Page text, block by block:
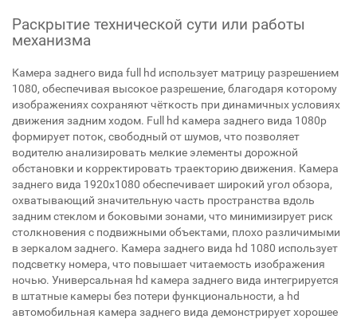
Раскрытие технической сути или работы
механизма
Камера заднего вида full hd использует матрицу разрешением
1080, обеспечивая высокое разрешение, благодаря которому
изображениях сохраняют чёткость при динамичных условиях
движения задним ходом. Full hd камера заднего вида 1080p
формирует поток, свободный от шумов, что позволяет
водителю анализировать мелкие элементы дорожной
обстановки и корректировать траекторию движения. Камера
заднего вида 1920x1080 обеспечивает широкий угол обзора,
охватывающий значительную часть пространства вдоль
задним стеклом и боковыми зонами, что минимизирует риск
столкновения с подвижными объектами, плохо различимыми
в зеркалом заднего. Камера заднего вида hd 1080 использует
подсветку номера, что повышает читаемость изображения
ночью. Универсальная hd камера заднего вида интегрируется
в штатные камеры без потери функциональности, а hd
автомобильная камера заднего вида демонстрирует хорошее